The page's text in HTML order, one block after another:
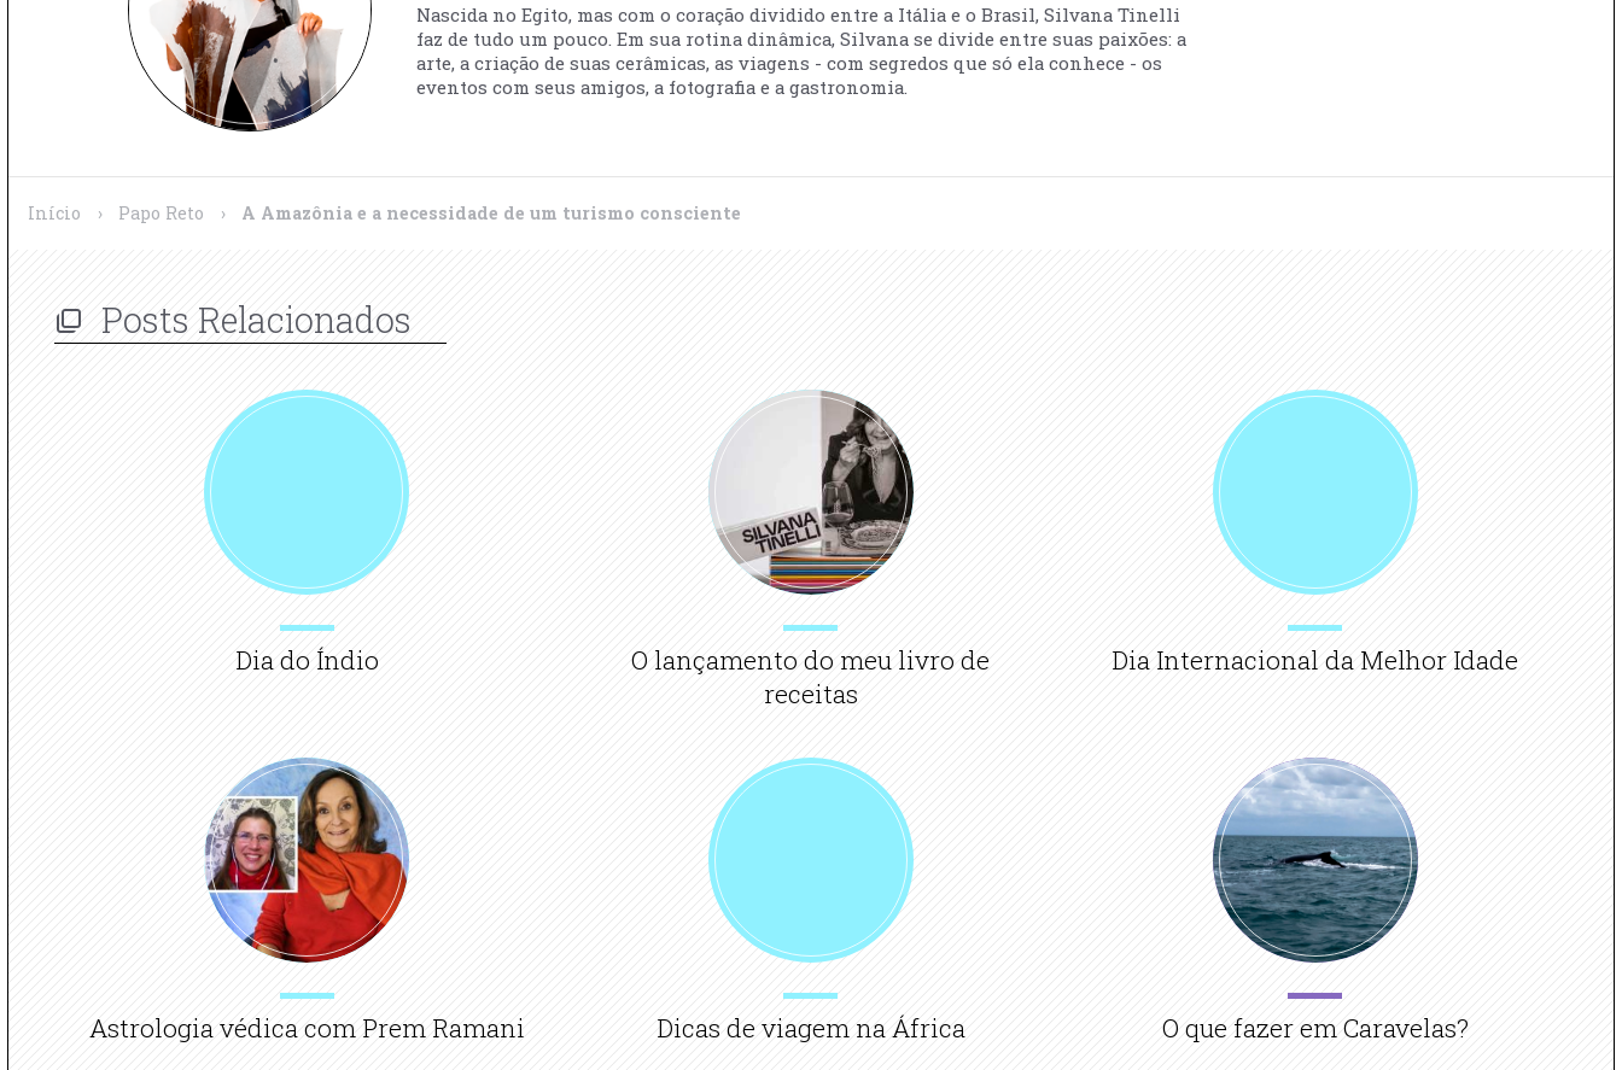
Nascida no Egito, mas com o coração dividido entre a Itália e o Brasil, Silvana Tinelli
faz de tudo um pouco. Em sua rotina dinâmica, Silvana se divide entre suas paixões: a
arte, a criação de suas cerâmicas, as viagens - com segredos que só ela conhece - os
eventos com seus amigos, a fotografia e a gastronomia.
Início › Papo Reto › A Amazônia e a necessidade de um turismo consciente
Posts Relacionados
Dia do Índio
O lançamento do meu livro de
receitas
Dia Internacional da Melhor Idade
Astrologia védica com Prem Ramani Dicas de viagem na África O que fazer em Caravelas?